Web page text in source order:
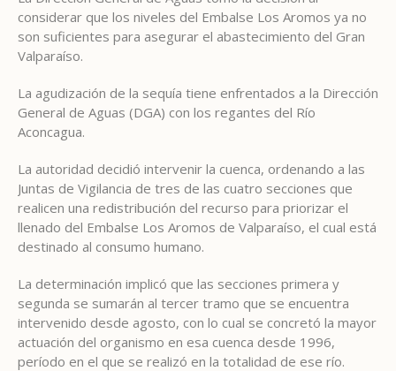
considerar que los niveles del Embalse Los Aromos ya no
son suficientes para asegurar el abastecimiento del Gran
Valparaíso.
La agudización de la sequía tiene enfrentados a la Dirección
General de Aguas (DGA) con los regantes del Río
Aconcagua.
La autoridad decidió intervenir la cuenca, ordenando a las
Juntas de Vigilancia de tres de las cuatro secciones que
realicen una redistribución del recurso para priorizar el
llenado del Embalse Los Aromos de Valparaíso, el cual está
destinado al consumo humano.
La determinación implicó que las secciones primera y
segunda se sumarán al tercer tramo que se encuentra
intervenido desde agosto, con lo cual se concretó la mayor
actuación del organismo en esa cuenca desde 1996,
período en el que se realizó en la totalidad de ese río.